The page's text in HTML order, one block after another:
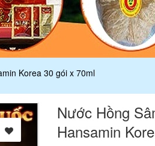
Korea 30 gói x 70ml
Nước Hồng
Hansamin